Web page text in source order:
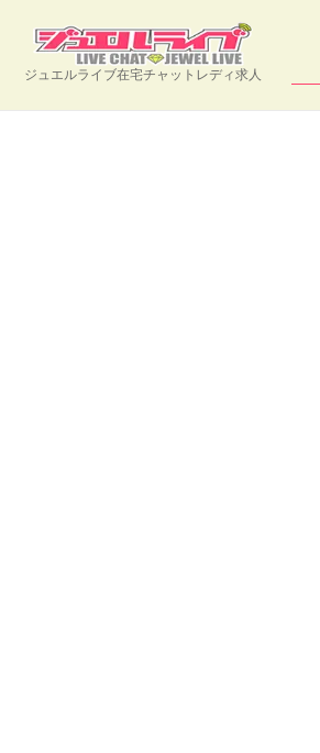
ジュエルライブ在宅チャットレディ求人